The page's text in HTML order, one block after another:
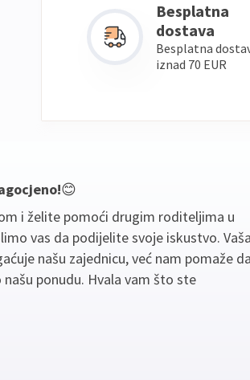
Besplatna
dostava
Besplatna
iznad 70 EUR
😊
i želite pomoći drugim roditeljima u
vas da podijelite svoje iskustvo. Vaša
našu zajednicu, već nam pomaže da
ponudu. Hvala vam što ste